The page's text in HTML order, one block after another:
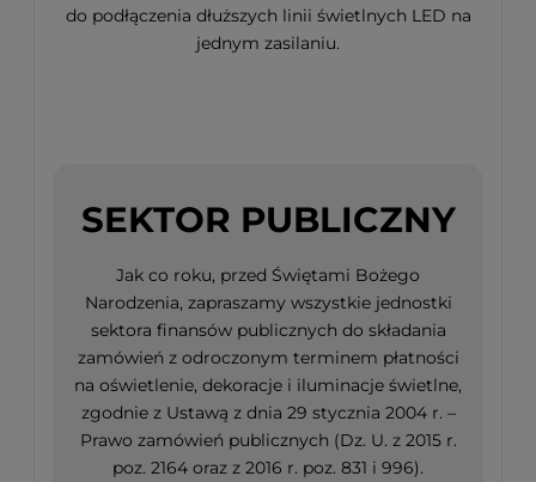
do podłączenia dłuższych linii świetlnych LED na
jednym zasilaniu.
SEKTOR PUBLICZNY
Jak co roku, przed Świętami Bożego
Narodzenia, zapraszamy wszystkie jednostki
sektora finansów publicznych do składania
zamówień z odroczonym terminem płatności
na oświetlenie, dekoracje i iluminacje świetlne,
zgodnie z Ustawą z dnia 29 stycznia 2004 r. –
Prawo zamówień publicznych (Dz. U. z 2015 r.
poz. 2164 oraz z 2016 r. poz. 831 i 996).